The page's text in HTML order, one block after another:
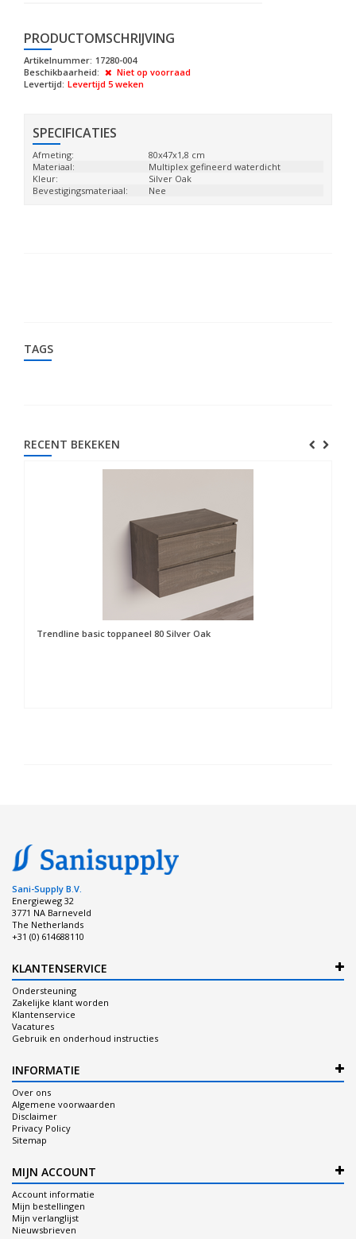
PRODUCTOMSCHRIJVING
Artikelnummer: 17280-004
Beschikbaarheid:
Niet op voorraad
Levertijd: Levertijd 5 weken
SPECIFICATIES
Afmeting:
80x47x1,8 cm
Materiaal:
Multiplex gefineerd waterdicht
Kleur:
Silver Oak
Bevestigingsmateriaal:
Nee
TAGS
RECENT BEKEKEN
Trendline basic toppaneel 80 Silver Oak
Sani-Supply B.V.
Energieweg 32
3771 NA Barneveld
The Netherlands
+31 (0) 614688110
KLANTENSERVICE
Ondersteuning
Zakelijke klant worden
Klantenservice
Vacatures
Gebruik en onderhoud instructies
INFORMATIE
Over ons
Algemene voorwaarden
Disclaimer
Privacy Policy
Sitemap
MIJN ACCOUNT
Account informatie
Mijn bestellingen
Mijn verlanglijst
Nieuwsbrieven